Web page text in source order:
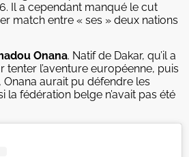
Il a cependant manqué le cut
match entre « ses » deux nations
Onana. Natif de Dakar, qu’il a
l’aventure européenne, puis
Onana aurait pu défendre les
la fédération belge n’avait pas été